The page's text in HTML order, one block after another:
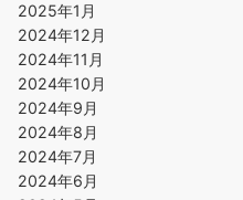
2025年1月
2024年12月
2024年11月
2024年10月
2024年9月
2024年8月
2024年7月
2024年6月